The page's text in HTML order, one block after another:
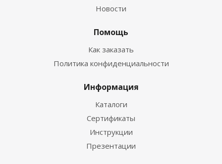
Новости
Помощь
Как заказать
Политика конфиденциальности
Информация
Каталоги
Сертификаты
Инструкции
Презентации